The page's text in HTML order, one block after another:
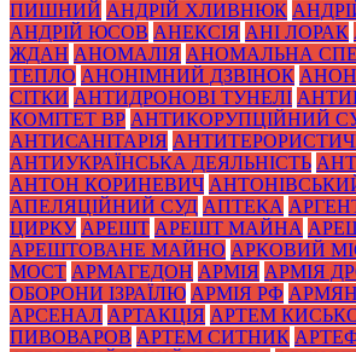
ПИШНИЙ АНДРІЙ ХЛИВНЮК
АНДРІЙ ЮСОВ АНЕКСІЯ АНІ ЛОРАК
ЖДАН АНОМАЛІЯ АНОМАЛЬНА
ТЕПЛО АНОНІМНИЙ ДЗВІНОК
СІТКИ АНТИДРОНОВІ ТУНЕЛІ
КОМІТЕТ ВР АНТИКОРУПЦІЙНИЙ
АНТИСАНІТАРІЯ
АНТИУКРАЇНСЬКА ДЕЯЛЬНІСТЬ
АНТОН КОРИНЕВИЧ
АПЕЛЯЦІЙНИЙ СУД АПТЕКА
ЦИРКУ АРЕШТ АРЕШТ МАЙНА
АРЕШТОВАНЕ МАЙНО АРКОВИЙ
МОСТ АРМАГЕДОН АРМІЯ АРМІЯ
ОБОРОНИ ІЗРАЇЛЮ АРМІЯ РФ
АРСЕНАЛ АРТАКЦІЯ АРТЕМ
ПИВОВАРОВ АРТЕМ СИТНИК